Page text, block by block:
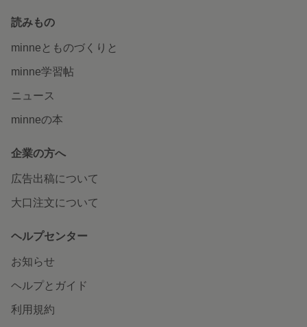
読みもの
minneとものづくりと
minne学習帖
ニュース
minneの本
企業の方へ
広告出稿について
大口注文について
ヘルプセンター
お知らせ
ヘルプとガイド
利用規約